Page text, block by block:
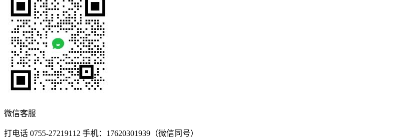
微信客服
打电话 0755-27219112 手机：17620301939（微信同号）